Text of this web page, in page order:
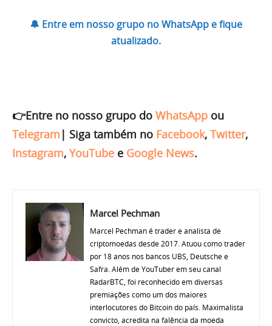
🔔 Entre em nosso grupo no WhatsApp e fique
atualizado.
👉Entre no nosso grupo do WhatsApp ou
Telegram | Siga também no Facebook, Twitter,
Instagram, YouTube e Google News.
Marcel Pechman
Marcel Pechman é trader e analista de
criptomoedas desde 2017. Atuou como trader
por 18 anos nos bancos UBS, Deutsche e
Safra. Além de YouTuber em seu canal
RadarBTC, foi reconhecido em diversas
premiações como um dos maiores
interlocutores do Bitcoin do país. Maximalista
convicto, acredita na falência da moeda